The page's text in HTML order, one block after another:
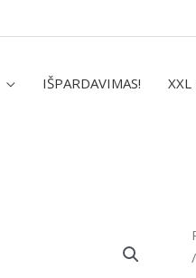
IŠPARDAVIMAS! XXL